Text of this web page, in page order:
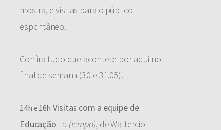
mostra, e visitas para o público
espontâneo.
Confira tudo que acontece por aqui no
final de semana (30 e 31.05).
14h e 16h Visitas com a equipe de
Educação | o (tempo), de Waltercio